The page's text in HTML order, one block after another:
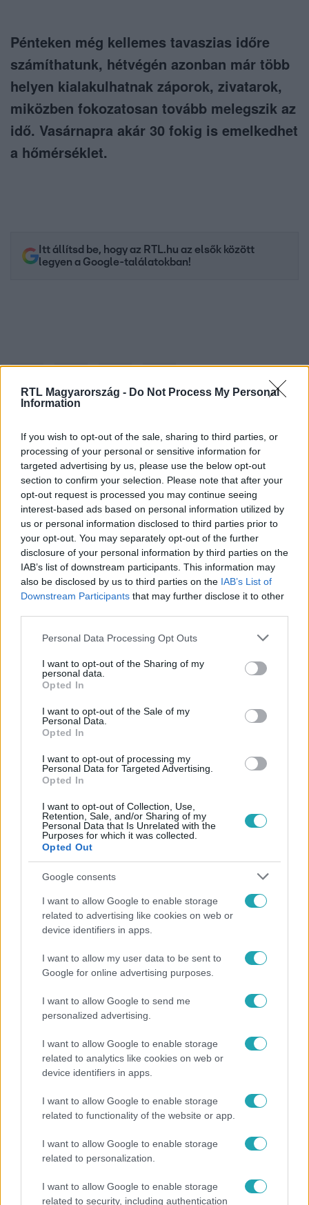
RTL Magyarország - Do Not Process My Personal
Information
If you wish to opt-out of the sale, sharing to third parties, or
processing of your personal or sensitive information for
targeted advertising by us, please use the below opt-out
section to confirm your selection. Please note that after your
opt-out request is processed you may continue seeing
interest-based ads based on personal information utilized by
us or personal information disclosed to third parties prior to
your opt-out. You may separately opt-out of the further
disclosure of your personal information by third parties on the
IAB’s list of downstream participants. This information may
also be disclosed by us to third parties on the IAB’s List of
Downstream Participants that may further disclose it to other
Please note that this website/app uses one or more Google
not limited to your visit or usage behaviour. You may click to
grant or deny consent to Google and its third-party tags to
use your data for below specified purposes in below Google
consent section.
Personal Data Processing Opt Outs
I want to opt-out of the Sharing of my
personal data.
Opted In
I want to opt-out of the Sale of my
Personal Data.
Opted In
I want to opt-out of processing my
Personal Data for Targeted Advertising.
Opted In
I want to opt-out of Collection, Use,
Retention, Sale, and/or Sharing of my
Personal Data that Is Unrelated with the
Purposes for which it was collected.
Opted Out
Google consents
I want to allow Google to enable storage
related to advertising like cookies on web or
device identifiers in apps.
I want to allow my user data to be sent to
Google for online advertising purposes.
I want to allow Google to send me
personalized advertising.
I want to allow Google to enable storage
related to analytics like cookies on web or
device identifiers in apps.
I want to allow Google to enable storage
related to functionality of the website or app.
I want to allow Google to enable storage
related to personalization.
I want to allow Google to enable storage
related to security, including authentication
Pénteken még kellemes tavaszias időre
számíthatunk, hétvégén azonban már több
helyen kialakulhatnak záporok, zivatarok,
miközben fokozatosan tovább melegszik az
idő. Vasárnapra akár 30 fokig is emelkedhet
a hőmérséklet.
Itt állítsd be, hogy az RTL.hu az elsők között
legyen a Google-találatokban!
Kövess minket, és értesülj a friss hírekről a
Facebookon is!
Követem
HŐMÉRSÉKLET
Népszerű
Exek csatája
47-szer szakítottak, többször elküldte otthonról
feleségét, Joe-nak mégis fáj a különélés
Ezt sokan nem tudják: Ennyibe kerül valójában, ha